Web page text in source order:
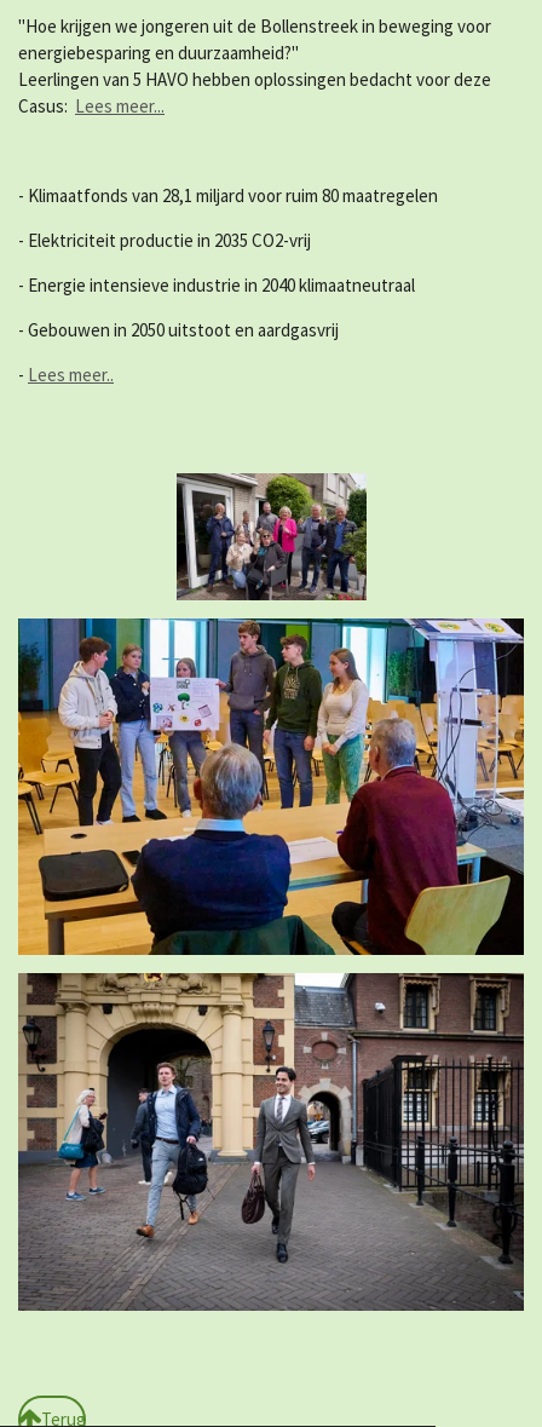
"Hoe krijgen we jongeren uit de Bollenstreek in beweging voor
energiebesparing en duurzaamheid?"
Leerlingen van 5 HAVO hebben oplossingen bedacht voor deze
Casus: Lees meer...
- Klimaatfonds van 28,1 miljard voor ruim 80 maatregelen
- Elektriciteit productie in 2035 CO2-vrij
- Energie intensieve industrie in 2040 klimaatneutraal
- Gebouwen in 2050 uitstoot en aardgasvrij
- Lees meer..
Terug